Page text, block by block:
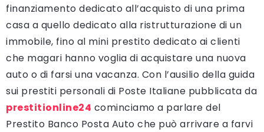
finanziamento dedicato all’acquisto di una prima
casa a quello dedicato alla ristrutturazione di un
immobile, fino al mini prestito dedicato ai clienti
che magari hanno voglia di acquistare una nuova
auto o di farsi una vacanza. Con l’ausilio della guida
sui prestiti personali di Poste Italiane pubblicata da
prestitionline24 cominciamo a parlare del
Prestito Banco Posta Auto che può arrivare a farvi